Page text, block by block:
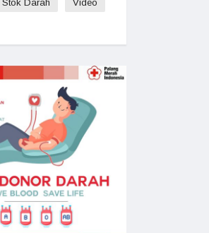
Stok Darah Video